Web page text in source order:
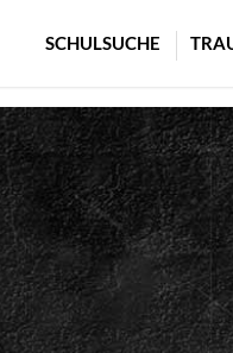
SCHULSUCHE